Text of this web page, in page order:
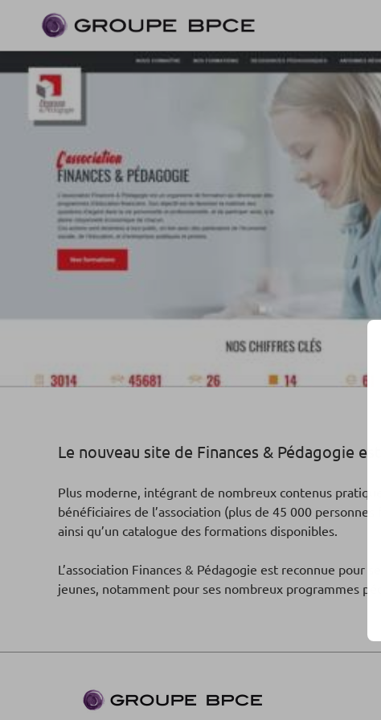
Le nouveau site de Finances & Pédagogie
Plus moderne, intégrant de nombreux contenus
bénéficiaires de l’association (plus de 45 000
ainsi qu’un catalogue des formations disponibles.
L’association Finances & Pédagogie est reconnue
jeunes, notamment pour ses nombreux programmes